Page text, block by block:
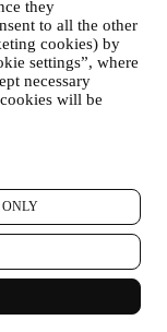
they
to all the other
cookies) by
settings”, where
necessary
will be
ONLY
rights reserved. BE